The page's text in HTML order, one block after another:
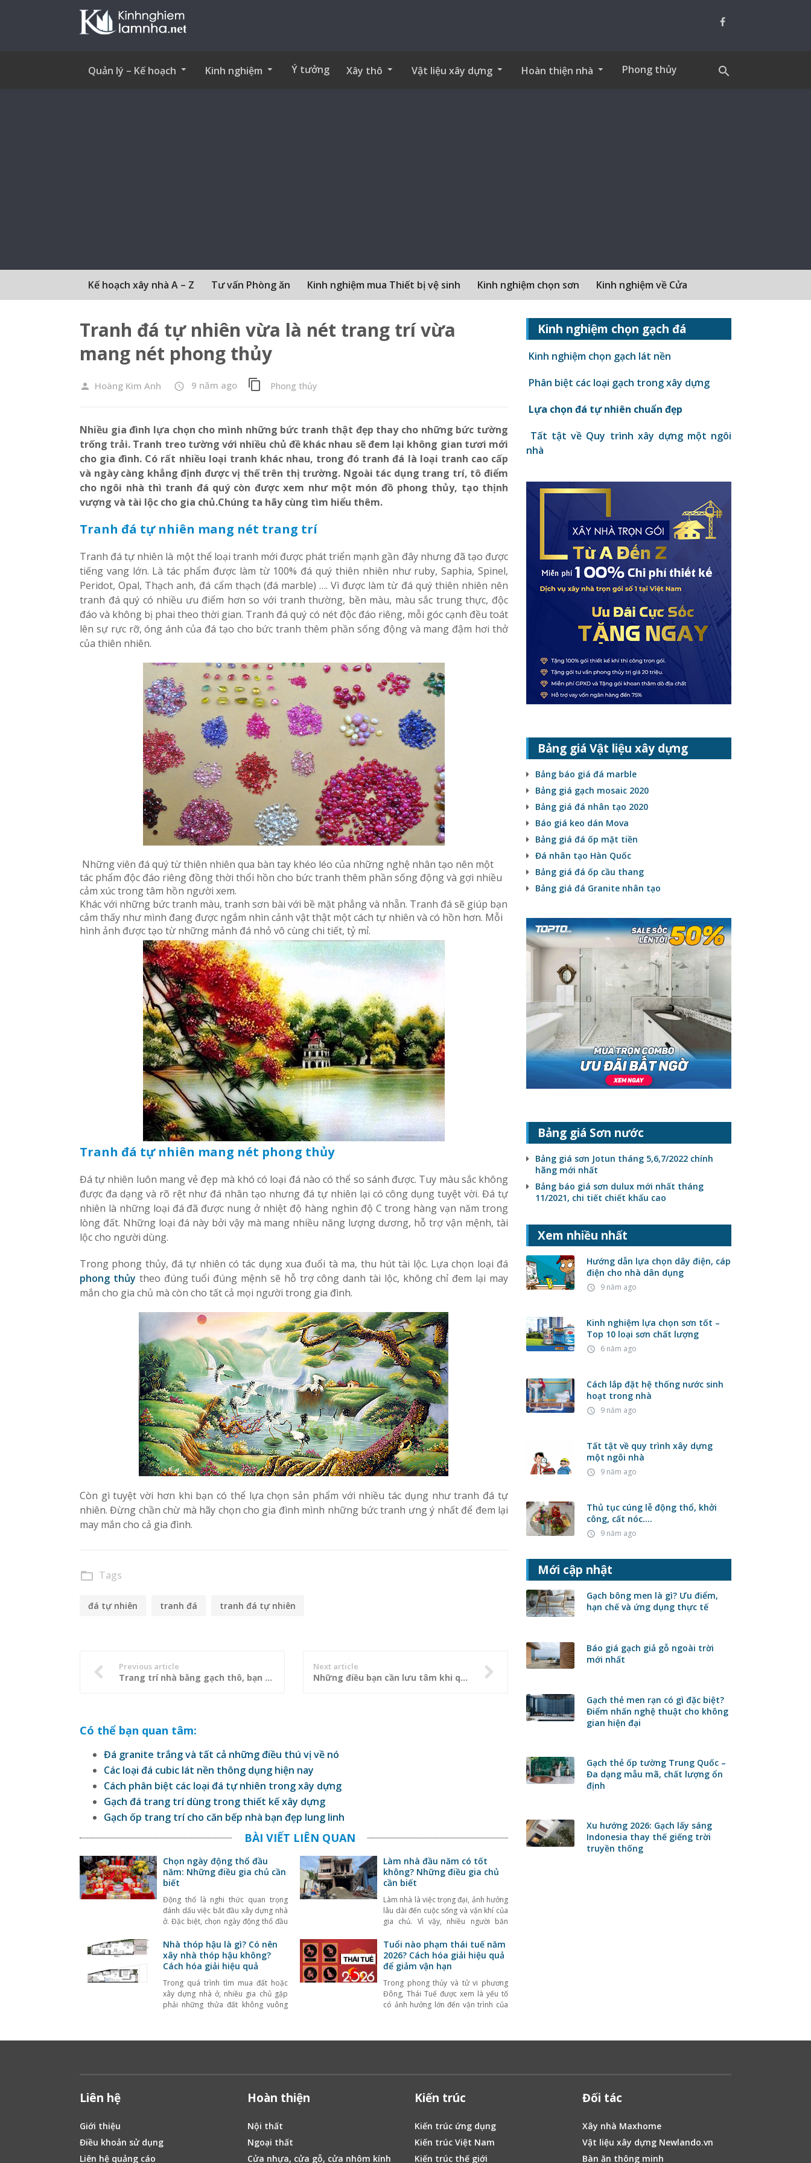
Quản lý – Kế hoạch Kinh nghiệm Ý tưởng Xây thô Vật liệu xây dựng Hoàn thiện nhà Phong thủy search
Kế hoạch xây nhà A – Z Tư vấn Phòng ăn Kinh nghiệm mua Thiết bị vệ sinh Kinh nghiệm chọn sơn Kinh nghiệm về Cửa
Tranh đá tự nhiên vừa là nét trang trí vừa
mang nét phong thủy
person Hoàng Kim Anh access_time 9 năm ago content_copy Phong thủy
Nhiều gia đình lựa chọn cho mình những bức tranh thật đẹp thay cho những bức tường
trống trải. Tranh treo tường với nhiều chủ đề khác nhau sẽ đem lại không gian tươi mới
cho gia đình. Có rất nhiều loại tranh khác nhau, trong đó tranh đá là loại tranh cao cấp
và ngày càng khẳng định được vị thế trên thị trường. Ngoài tác dụng trang trí, tô điểm
cho ngôi nhà thì tranh đá quý còn được xem như một món đồ phong thủy, tạo thịnh
vượng và tài lộc cho gia chủ.Chúng ta hãy cùng tìm hiểu thêm.
Tranh đá tự nhiên mang nét trang trí
Tranh đá tự nhiên là một thể loại tranh mới được phát triển mạnh gần đây nhưng đã tạo được
tiếng vang lớn. Là tác phẩm được làm từ 100% đá quý thiên nhiên như ruby, Saphia, Spinel,
Peridot, Opal, Thạch anh, đá cẩm thạch (đá marble) …. Vì được làm từ đá quý thiên nhiên nên
tranh đá quý có nhiều ưu điểm hơn so với tranh thường, bền màu, màu sắc trung thực, độc
đáo và không bị phai theo thời gian. Tranh đá quý có nét độc đáo riêng, mỗi góc cạnh đều toát
lên sự rực rỡ, óng ánh của đá tạo cho bức tranh thêm phần sống động và mang đậm hơi thở
của thiên nhiên.
Những viên đá quý từ thiên nhiên qua bàn tay khéo léo của những nghệ nhân tạo nên một
tác phẩm độc đáo riêng đồng thời thổi hồn cho bức tranh thêm phần sống động và gợi nhiều
cảm xúc trong tâm hồn người xem.
Khác với những bức tranh màu, tranh sơn bài với bề mặt phẳng và nhẵn. Tranh đá sẽ giúp bạn
cảm thấy như mình đang được ngắm nhìn cảnh vật thật một cách tự nhiên và có hồn hơn. Mỗi
hình ảnh được tạo từ những mảnh đá nhỏ vô cùng chi tiết, tỷ mỉ.
Tranh đá tự nhiên mang nét phong thủy
Đá tự nhiên luôn mang vẻ đẹp mà khó có loại đá nào có thể so sánh được. Tuy màu sắc không
được đa dạng và rõ rệt như đá nhân tạo nhưng đá tự nhiên lại có công dụng tuyệt vời. Đá tự
nhiên là những loại đá đã được nung ở nhiệt độ hàng nghìn độ C trong hàng vạn năm trong
lòng đất. Những loại đá này bởi vậy mà mang nhiều năng lượng dương, hỗ trợ vận mệnh, tài
lộc cho người dùng.
Trong phong thủy, đá tự nhiên có tác dụng xua đuổi tà ma, thu hút tài lộc. Lựa chọn loại đá
phong thủy theo đúng tuổi đúng mệnh sẽ hỗ trợ công danh tài lộc, không chỉ đem lại may
mắn cho gia chủ mà còn cho tất cả mọi người trong gia đình.
Còn gì tuyệt vời hơn khi bạn có thể lựa chọn sản phẩm với nhiều tác dụng như tranh đá tự
nhiên. Đừng chần chừ mà hãy chọn cho gia đình mình những bức tranh ưng ý nhất để đem lại
may mắn cho cả gia đình.
folder_open Tags
đá tự nhiên tranh đá tranh đá tự nhiên
Previous article
Trang trí nhà bằng gạch thô, bạn có muốn thử?
Next article
Những điều bạn cần lưu tâm khi quyết định sử dụng bàn đá tự nhiên
Có thể bạn quan tâm:
Đá granite trắng và tất cả những điều thú vị về nó
Các loại đá cubic lát nền thông dụng hiện nay
Cách phân biệt các loại đá tự nhiên trong xây dựng
Gạch đá trang trí dùng trong thiết kế xây dựng
Gạch ốp trang trí cho căn bếp nhà bạn đẹp lung linh
BÀI VIẾT LIÊN QUAN
Chọn ngày động thổ đầu
năm: Những điều gia chủ cần
biết
Động thổ là nghi thức quan trọng
đánh dấu việc bắt đầu xây dựng nhà
ở. Đặc biệt, chọn ngày động thổ đầu
quan tâm, bởi theo quan niệm
phong thủy, khởi đầu thuận lợi sẽ
giúp quá trình thi công suôn sẻ và
Làm nhà đầu năm có tốt
không? Những điều gia chủ
cần biết
Làm nhà là việc trọng đại, ảnh hưởng
lâu dài đến cuộc sống và vận khí của
gia chủ. Vì vậy, nhiều người băn
không, có nên khởi công ngay từ
những ngày đầu năm mới hay không.
Theo quan niệm phong thủy, đầu
Nhà thóp hậu là gì? Có nên
xây nhà thóp hậu không?
Cách hóa giải hiệu quả
Trong quá trình tìm mua đất hoặc
xây dựng nhà ở, nhiều gia chủ gặp
phải những thửa đất không vuông
Tuổi nào phạm thái tuế năm
2026? Cách hóa giải hiệu quả
để giảm vận hạn
Trong phong thủy và tử vi phương
Đông, Thái Tuế được xem là yếu tố
có ảnh hưởng lớn đến vận trình của
Kinh nghiệm chọn gạch đá
Kinh nghiệm chọn gạch lát nền
Phân biệt các loại gạch trong xây dựng
Lựa chọn đá tự nhiên chuẩn đẹp
Tất tật về Quy trình xây dựng một ngôi
nhà
Bảng giá Vật liệu xây dựng
Bảng báo giá đá marble
Bảng giá gạch mosaic 2020
Bảng giá đá nhân tạo 2020
Báo giá keo dán Mova
Bảng giá đá ốp mặt tiền
Đá nhân tạo Hàn Quốc
Bảng giá đá ốp cầu thang
Bảng giá đá Granite nhân tạo
Bảng giá Sơn nước
Bảng giá sơn Jotun tháng 5,6,7/2022 chính
hãng mới nhất
Bảng báo giá sơn dulux mới nhất tháng
11/2021, chi tiết chiết khấu cao
Xem nhiều nhất
Hướng dẫn lựa chọn dây điện, cáp
điện cho nhà dân dụng
access_time 9 năm ago
Kinh nghiệm lựa chọn sơn tốt –
Top 10 loại sơn chất lượng
access_time 6 năm ago
Cách lắp đặt hệ thống nước sinh
hoạt trong nhà
access_time 9 năm ago
Tất tật về quy trình xây dựng
một ngôi nhà
access_time 9 năm ago
Thủ tục cúng lễ động thổ, khởi
công, cất nóc….
access_time 9 năm ago
Mới cập nhật
Gạch bông men là gì? Ưu điểm,
hạn chế và ứng dụng thực tế
Báo giá gạch giả gỗ ngoài trời
mới nhất
Gạch thẻ men rạn có gì đặc biệt?
Điểm nhấn nghệ thuật cho không
gian hiện đại
Gạch thẻ ốp tường Trung Quốc –
Đa dạng mẫu mã, chất lượng ổn
định
Xu hướng 2026: Gạch lấy sáng
Indonesia thay thế giếng trời
truyền thống
Liên hệ
Giới thiệu
Điều khoản sử dụng
Liên hệ quảng cáo
Hoàn thiện
Nội thất
Ngoại thất
Cửa nhựa, cửa gỗ, cửa nhôm kính
Kiến trúc
Kiến trúc ứng dụng
Kiến trúc Việt Nam
Kiến trúc thế giới
Đối tác
Xây nhà Maxhome
Vật liệu xây dựng Newlando.vn
Bàn ăn thông minh